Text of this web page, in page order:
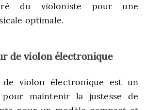
du violoniste pour une
optimale.
de violon électronique
violon électronique est un
maintenir la justesse de